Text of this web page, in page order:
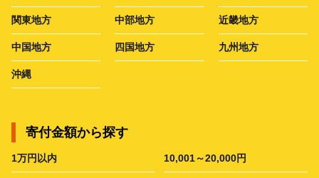
関東地方 中部地方 近畿地方
中国地方 四国地方 九州地方
沖縄
寄付金額から探す
1万円以内 10,001～20,000円